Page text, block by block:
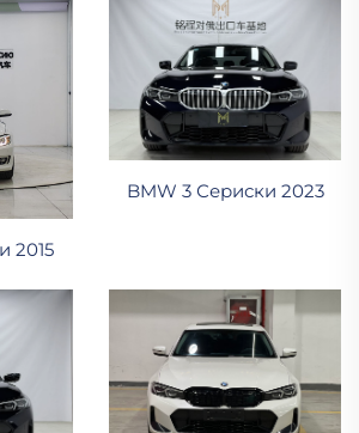
2015
BMW 3 Сериски 2023